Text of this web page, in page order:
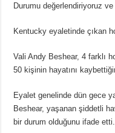
Durumu değerlendiriyoruz
Kentucky eyaletinde çıkan
Vali Andy Beshear, 4 farklı
50 kişinin hayatını
Eyalet genelinde dün gece
Beshear, yaşanan şiddetli
bir durum olduğunu ifade etti.